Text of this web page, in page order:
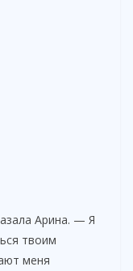
Арина. — Я
твоим
меня